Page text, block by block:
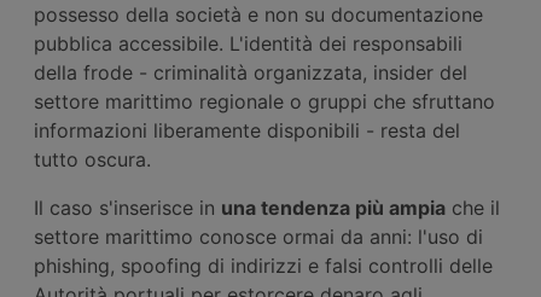
possesso della società e non su documentazione
pubblica accessibile. L'identità dei responsabili
della frode - criminalità organizzata, insider del
settore marittimo regionale o gruppi che sfruttano
informazioni liberamente disponibili - resta del
tutto oscura.
Il caso s'inserisce in una tendenza più ampia che il
settore marittimo conosce ormai da anni: l'uso di
phishing, spoofing di indirizzi e falsi controlli delle